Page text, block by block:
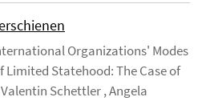
Organizations' Modes
Limited Statehood: The Case of
Schettler , Angela